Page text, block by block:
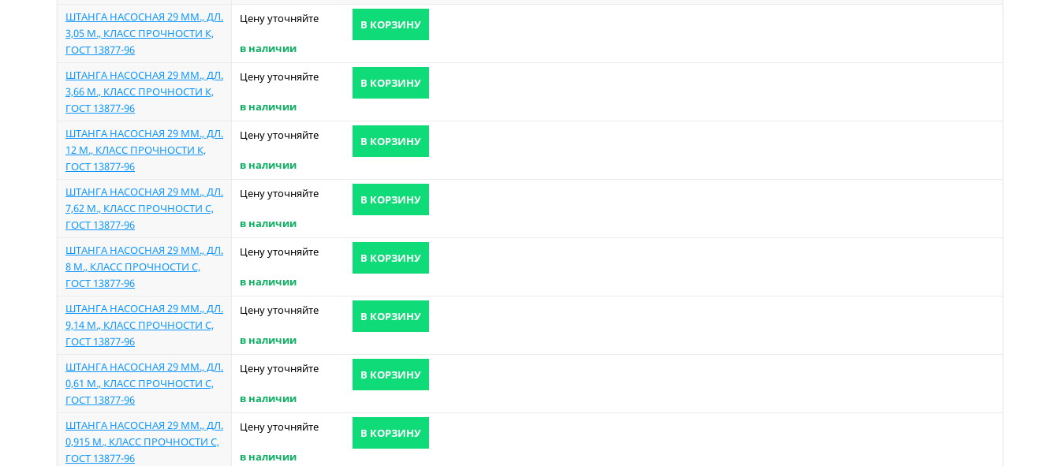
ШТАНГА НАСОСНАЯ 29 ММ., ДЛ.
3,05 М., КЛАСС ПРОЧНОСТИ К,
ГОСТ 13877-96
Цену уточняйте
В КОРЗИНУ
в наличии
ШТАНГА НАСОСНАЯ 29 ММ., ДЛ.
3,66 М., КЛАСС ПРОЧНОСТИ К,
ГОСТ 13877-96
Цену уточняйте
В КОРЗИНУ
в наличии
ШТАНГА НАСОСНАЯ 29 ММ., ДЛ.
12 М., КЛАСС ПРОЧНОСТИ К,
ГОСТ 13877-96
Цену уточняйте
В КОРЗИНУ
в наличии
ШТАНГА НАСОСНАЯ 29 ММ., ДЛ.
7,62 М., КЛАСС ПРОЧНОСТИ С,
ГОСТ 13877-96
Цену уточняйте
В КОРЗИНУ
в наличии
ШТАНГА НАСОСНАЯ 29 ММ., ДЛ.
8 М., КЛАСС ПРОЧНОСТИ С,
ГОСТ 13877-96
Цену уточняйте
В КОРЗИНУ
в наличии
ШТАНГА НАСОСНАЯ 29 ММ., ДЛ.
9,14 М., КЛАСС ПРОЧНОСТИ С,
ГОСТ 13877-96
Цену уточняйте
В КОРЗИНУ
в наличии
ШТАНГА НАСОСНАЯ 29 ММ., ДЛ.
0,61 М., КЛАСС ПРОЧНОСТИ С,
ГОСТ 13877-96
Цену уточняйте
В КОРЗИНУ
в наличии
ШТАНГА НАСОСНАЯ 29 ММ., ДЛ.
0,915 М., КЛАСС ПРОЧНОСТИ С,
ГОСТ 13877-96
Цену уточняйте
В КОРЗИНУ
в наличии